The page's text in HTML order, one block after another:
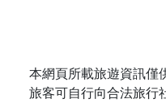
本網頁所載旅遊資訊僅
旅客可自行向合法旅行